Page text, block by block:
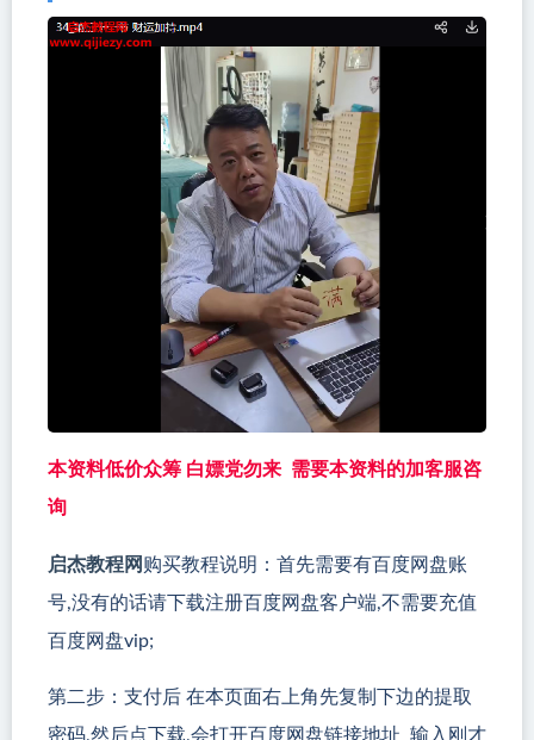
本资料低价众筹 白嫖党勿来 需要本资料的加客服咨
询
启杰教程网购买教程说明：首先需要有百度网盘账
号,没有的话请下载注册百度网盘客户端,不需要充值
百度网盘vip;
第二步：支付后 在本页面右上角先复制下边的提取
密码,然后点下载,会打开百度网盘链接地址 输入刚才